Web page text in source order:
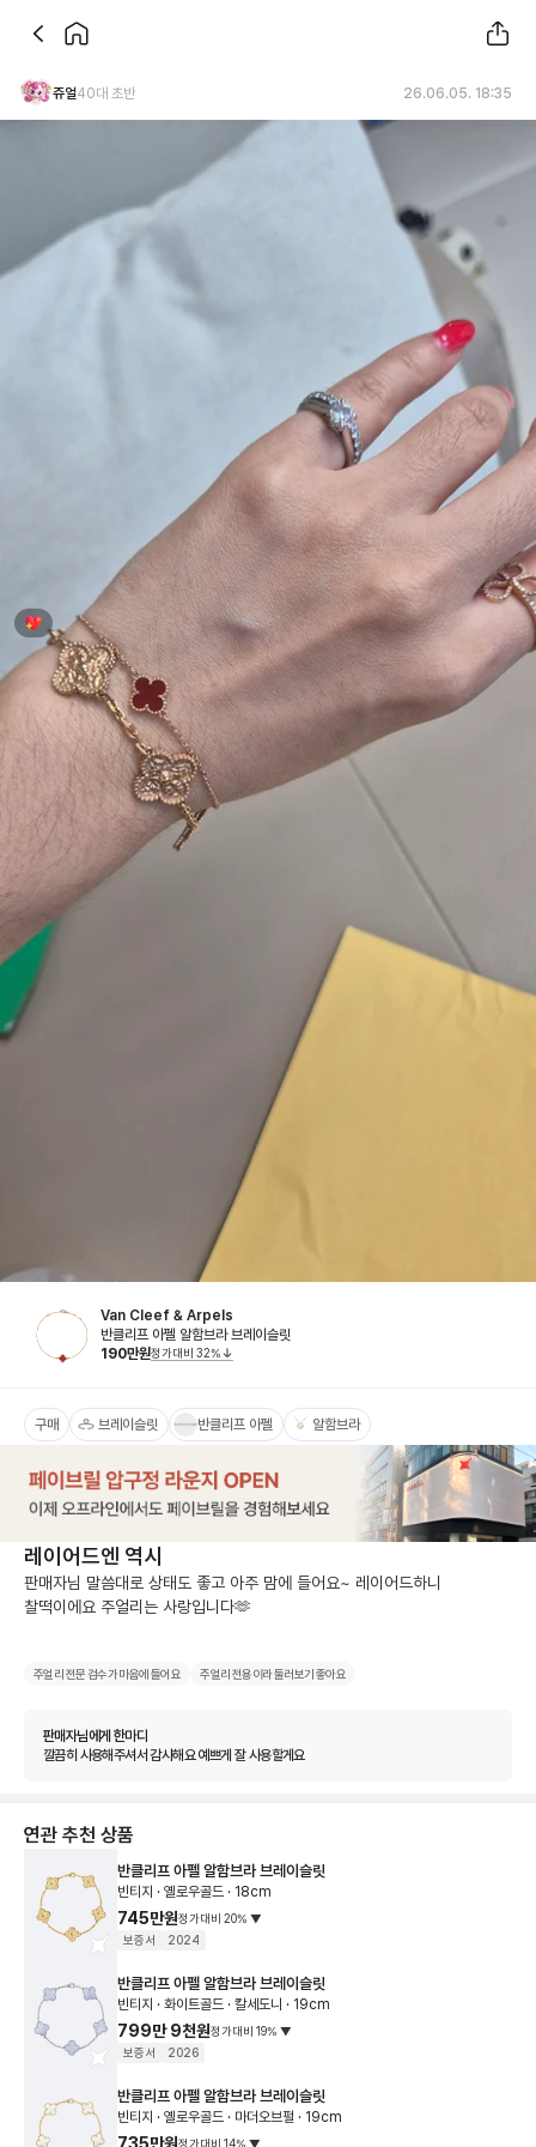
쥬얼40대 초반 26.06.05. 18:35
Van Cleef & Arpels
반클리프 아펠 알함브라 브레이슬릿
190만원정가대비 32%
구매 브레이슬릿 반클리프 아펠 알함브라
레이어드엔 역시
판매자님 말씀대로 상태도 좋고 아주 맘에 들어요~ 레이어드하니
찰떡이에요 주얼리는 사랑입니다🫶
주얼리 전문 검수가 마음에 들어요 주얼리 전용이라 둘러보기 좋아요
판매자님에게 한마디
깔끔히 사용해주셔서 감사해요 예쁘게 잘 사용할게요
연관 추천 상품
반클리프 아펠 알함브라 브레이슬릿
빈티지 · 옐로우골드 · 18cm
745만원정가대비 20% ▼
보증서
2024
반클리프 아펠 알함브라 브레이슬릿
빈티지 · 화이트골드 · 칼세도니 · 19cm
799만 9천원정가대비 19% ▼
보증서
2026
반클리프 아펠 알함브라 브레이슬릿
빈티지 · 옐로우골드 · 마더오브펄 · 19cm
정가대비 14% ▼